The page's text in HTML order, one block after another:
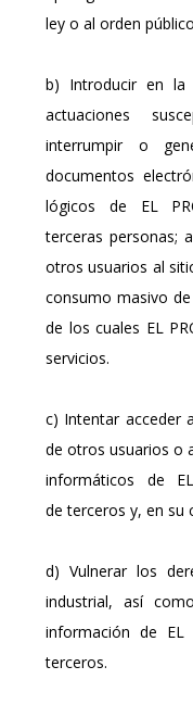
ley o al orden
b) Introducir en la
actuaciones
interrumpir o
documentos
lógicos de EL
terceras personas;
otros usuarios al
consumo masivo
de los cuales EL
servicios.
c) Intentar acceder
de otros usuarios o
informáticos de
de terceros y, en su
d) Vulnerar los
industrial, así
información de EL
terceros.